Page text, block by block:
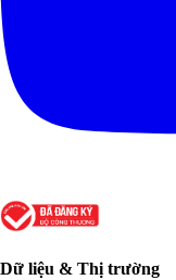
Dữ liệu & Thị trường